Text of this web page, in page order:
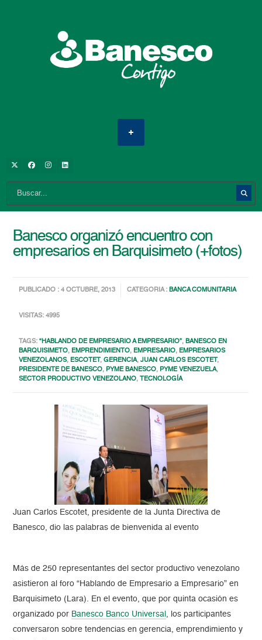
Banesco organizó encuentro con
empresarios en Barquisimeto (+fotos)
PUBLICADO : 4 OCTUBRE, 2013 CATEGORIA :BANCA COMUNITARIA
VISITAS: 4995
TAGS:“HABLANDO DE EMPRESARIO A EMPRESARIO”,BANESCO EN
BARQUISIMETO, EMPRENDIMIENTO, EMPRESARIO, EMPRESARIOS
VENEZOLANOS, ESCOTET,GERENCIA,JUAN CARLOS ESCOTET,
PRESIDENTE DE BANESCO, PYME BANESCO, PYME VENEZUELA,
SECTOR PRODUCTIVO VENEZOLANO, TECNOLOGÍA
Juan Carlos Escotet, presidente de la Junta Directiva de
Banesco, dio las palabras de bienvenida al evento
Más de 250 representantes del sector productivo venezolano
asistieron al foro “Hablando de Empresario a Empresario” en
Barquisimeto (Lara). En el evento, que por quinta ocasión es
organizado por Banesco Banco Universal , los participantes
conversaron sobre tendencias en gerencia, emprendimiento y